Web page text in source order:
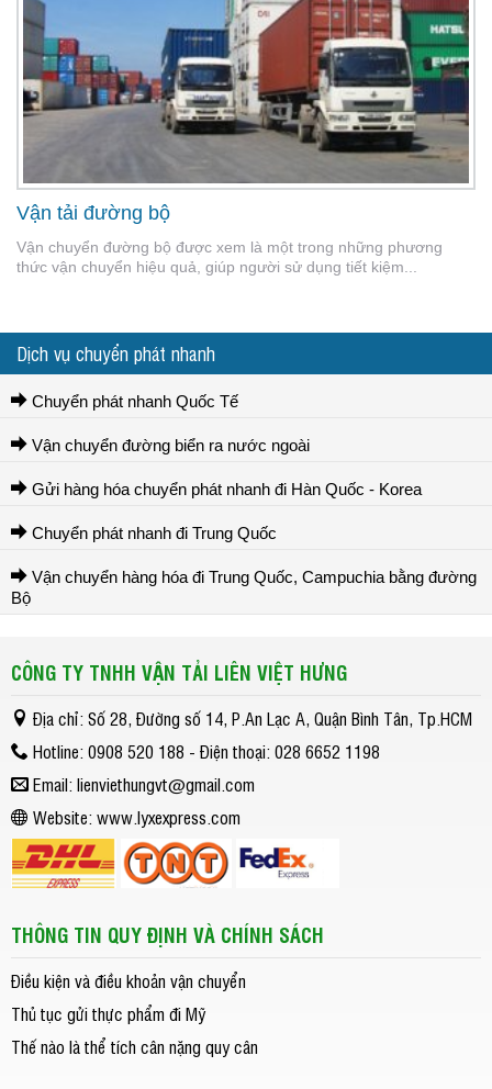
Vận tải đường bộ
Vận chuyển đường bộ được xem là một trong những phương
thức vận chuyển hiệu quả, giúp người sử dụng tiết kiệm...
Dịch vụ chuyển phát nhanh
Chuyển phát nhanh Quốc Tế
Vận chuyển đường biển ra nước ngoài
Gửi hàng hóa chuyển phát nhanh đi Hàn Quốc - Korea
Chuyển phát nhanh đi Trung Quốc
Vận chuyển hàng hóa đi Trung Quốc, Campuchia bằng đường
Bộ
CÔNG TY TNHH VẬN TẢI LIÊN VIỆT HƯNG
Địa chỉ: Số 28, Đường số 14, P.An Lạc A, Quận Bình Tân, Tp.HCM
Hotline: 0908 520 188 - Điện thoại: 028 6652 1198
Email: lienviethungvt@gmail.com
Website: www.lyxexpress.com
THÔNG TIN QUY ĐỊNH VÀ CHÍNH SÁCH
Điều kiện và điều khoản vận chuyển
Thủ tục gửi thực phẩm đi Mỹ
Thế nào là thể tích cân nặng quy cân